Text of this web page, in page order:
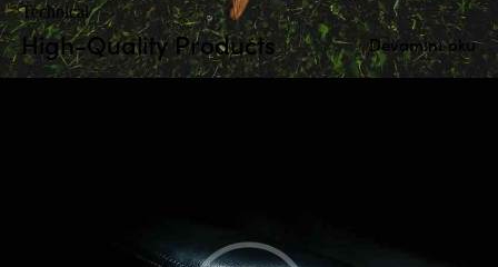
Technical
High-Quality Products Devamını oku